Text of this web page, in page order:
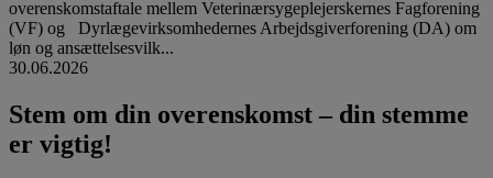
overenskomstaftale mellem Veterinærsygeplejerskernes Fagforening
(VF) og Dyrlægevirksomhedernes Arbejdsgiverforening (DA) om
løn og ansættelsesvilk...
30.06.2026
Stem om din overenskomst – din stemme
er vigtig!